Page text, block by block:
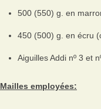
500 (550) g. en
450 (500) g. en écru
Aiguilles Addi nº 3 et
Mailles employées: